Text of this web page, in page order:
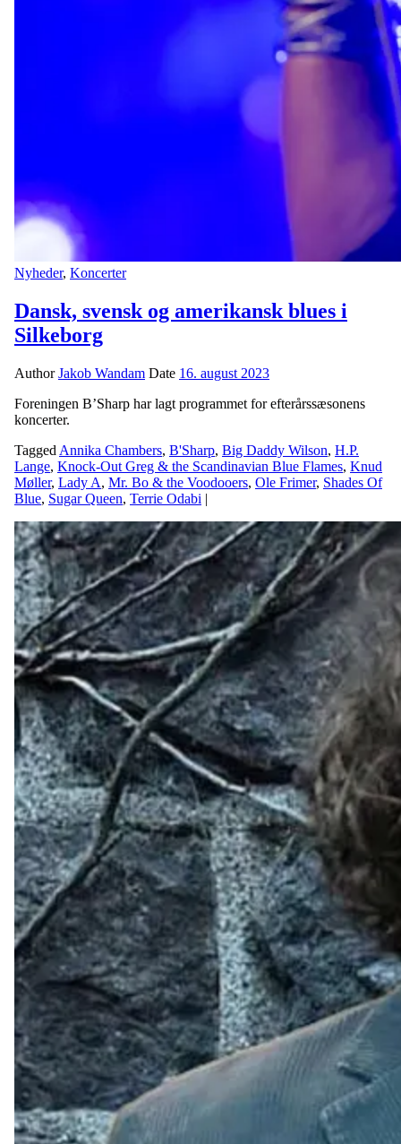
Nyheder, Koncerter
Dansk, svensk og amerikansk blues i
Silkeborg
AuthorJakob Wandam Date 16. august 2023
Foreningen B’Sharp har lagt programmet for efterårssæsonens
koncerter.
Tagged Annika Chambers, B'Sharp, Big Daddy Wilson, H.P.
Lange, Knock-Out Greg & the Scandinavian Blue Flames, Knud
Møller, Lady A, Mr. Bo & the Voodooers, Ole Frimer, Shades Of
Blue, Sugar Queen, Terrie Odabi |